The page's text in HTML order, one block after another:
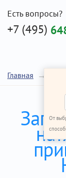
Есть вопросы?
+7 (495)
От
Главная